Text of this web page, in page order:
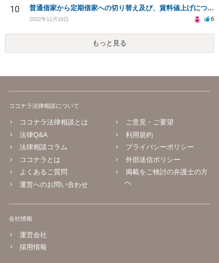
10 普通借家から定期借家への切り替え及び、賃料値上げについて
2022年11月16日 6
もっと見る
ココナラ法律相談について
ココナラ法律相談とは
法律Q&A
法律相談コラム
ココナラとは
よくあるご質問
運営へのお問い合わせ
ご意見・ご要望
利用規約
プライバシーポリシー
外部送信ポリシー
掲載をご検討の弁護士の方
へ
会社情報
運営会社
採用情報